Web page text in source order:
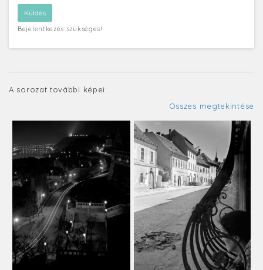
Bejelentkezés szükséges!
A sorozat további képei:
Összes megtekintése